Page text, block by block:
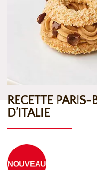
RECETTE PARIS-
D’ITALIE